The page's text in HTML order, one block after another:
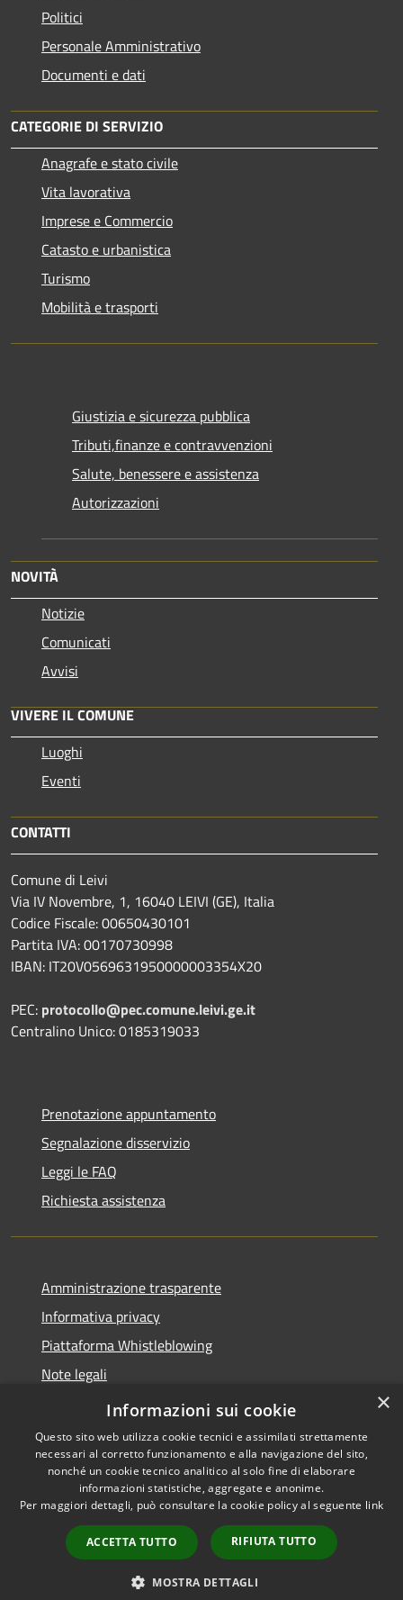
Politici
Personale Amministrativo
Documenti e dati
CATEGORIE DI SERVIZIO
Anagrafe e stato civile
Vita lavorativa
Imprese e Commercio
Catasto e urbanistica
Turismo
Mobilità e trasporti
Giustizia e sicurezza pubblica
Tributi,finanze e contravvenzioni
Salute, benessere e assistenza
Autorizzazioni
NOVITÀ
Notizie
Comunicati
Avvisi
VIVERE IL COMUNE
Luoghi
Eventi
CONTATTI
Comune di Leivi
Via IV Novembre, 1, 16040 LEIVI (GE), Italia
Codice Fiscale: 00650430101
Partita IVA: 00170730998
IBAN: IT20V0569631950000003354X20
PEC: protocollo@pec.comune.leivi.ge.it
Centralino Unico: 0185319033
Prenotazione appuntamento
Segnalazione disservizio
Leggi le FAQ
Richiesta assistenza
Amministrazione trasparente
Informativa privacy
Piattaforma Whistleblowing
Note legali
Dichiarazione di accessibilità
Accessibilità
Copyright © 2026 • Comune di
Leivi • Powered by
Municipium•
Accesso
redazione
×
Informazioni sui cookie
Questo sito web utilizza cookie tecnici e assimilati strettamente
necessari al corretto funzionamento e alla navigazione del sito,
nonché un cookie tecnico analitico al solo fine di elaborare
informazioni statistiche, aggregate e anonime.
Per maggiori dettagli, può consultare la cookie policy al seguente link
ACCETTA TUTTO RIFIUTA TUTTO
MOSTRA DETTAGLI